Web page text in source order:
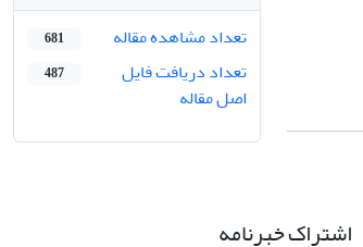
تعداد مشاهده مقاله
681
تعداد دریافت فایل
اصل مقاله
487
اشتراک خبرنامه